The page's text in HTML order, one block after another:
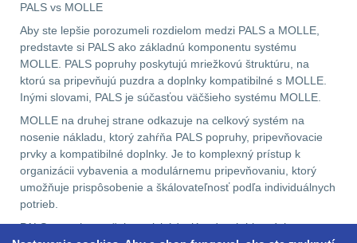
Termoprádlo
PALS vs MOLLE
Aby ste lepšie porozumeli rozdielom medzi PALS a MOLLE,
predstavte si PALS ako základnú komponentu systému
MOLLE. PALS popruhy poskytujú mriežkovú štruktúru, na
ktorú sa pripevňujú puzdra a doplnky kompatibilné s MOLLE.
Inými slovami, PALS je súčasťou väčšieho systému MOLLE.
MOLLE na druhej strane odkazuje na celkový systém na
nosenie nákladu, ktorý zahŕňa PALS popruhy, pripevňovacie
prvky a kompatibilné doplnky. Je to komplexný prístup k
organizácii vybavenia a modulárnemu pripevňovaniu, ktorý
umožňuje prispôsobenie a škálovateľnosť podľa individuálnych
potrieb.
PALS popruhy zvyčajne prichádzajú v dvoch hlavných